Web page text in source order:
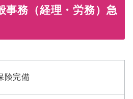
事務（経理・労務） 急
完備